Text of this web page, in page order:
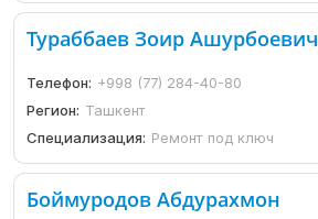
Тураббаев Зоир Ашурбоевич
Телефон: +998 (77) 284-40-80
Регион: Ташкент
Специализация: Ремонт под ключ
Боймуродов Абдурахмон